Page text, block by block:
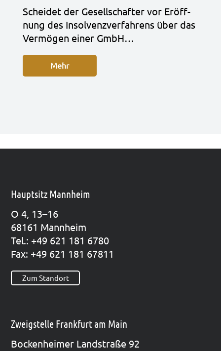
Schei­det der Gesell­schaf­ter vor Eröff­
nung des Insol­venz­ver­fah­rens über das
Ver­mö­gen einer GmbH…
Mehr
Hauptsitz Mannheim
O 4, 13–16
68161 Mann­heim
Tel.: +49 621 181 6780
Fax: +49 621 181 67811
Zum Standort
Zweigstelle Frankfurt am Main
Bocken­hei­mer Land­stra­ße 92